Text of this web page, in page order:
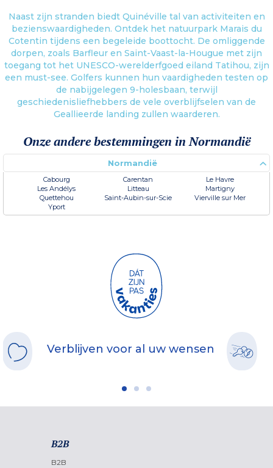
Naast zijn stranden biedt Quinéville tal van activiteiten en
bezienswaardigheden. Ontdek het natuurpark Marais du
Cotentin tijdens een begeleide boottocht. De omliggende
dorpen, zoals Barfleur en Saint-Vaast-la-Hougue met zijn
toegang tot het UNESCO-werelderfgoed eiland Tatihou, zijn
een must-see. Golfers kunnen hun vaardigheden testen op
de nabijgelegen 9-holesbaan, terwijl
geschiedenisliefhebbers de vele overblijfselen van de
Geallieerde landing zullen waarderen.
Onze andere bestemmingen in Normandië
Normandië
Cabourg Carentan
Le Havre
Les Andélys
Litteau
Martigny
Quettehou
Saint-Aubin-sur-Scie
Vierville sur Mer
Yport
Verblijven voor al uw wensen
B2B
B2B